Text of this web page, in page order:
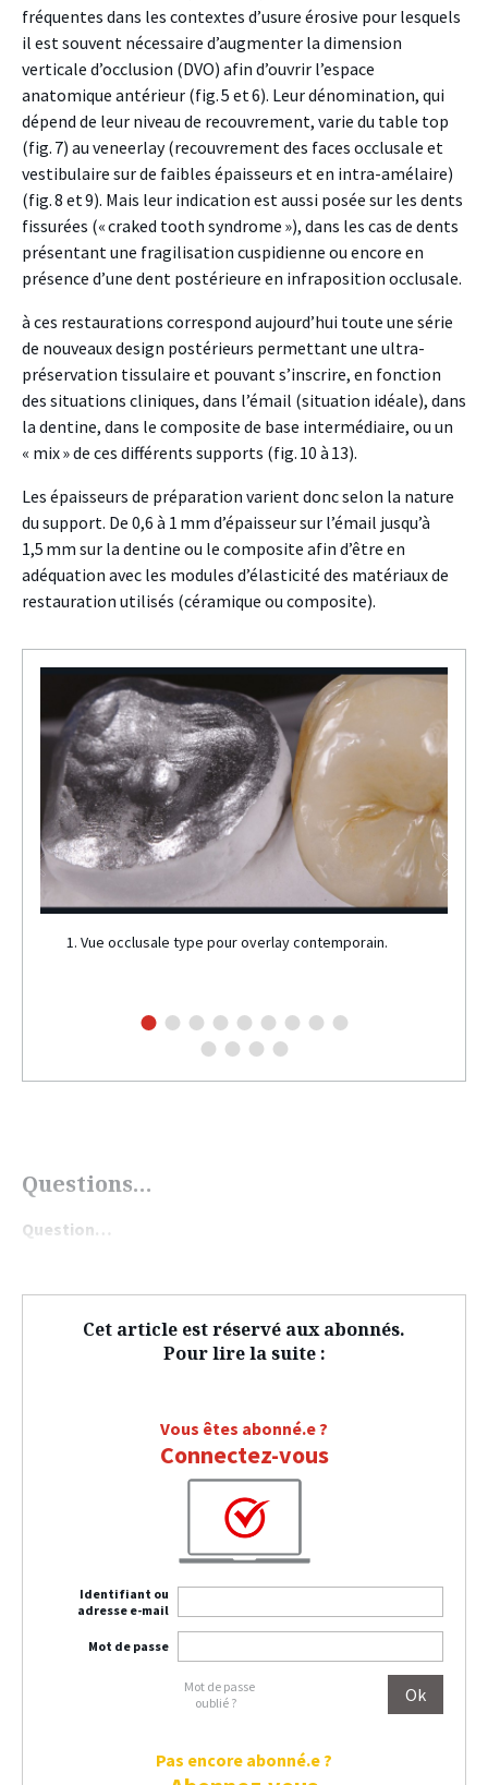
fréquentes dans les contextes d’usure érosive pour lesquels
il est souvent nécessaire d’augmenter la dimension
verticale d’occlusion (DVO) afin d’ouvrir l’espace
anatomique antérieur (fig. 5 et 6). Leur dénomination, qui
dépend de leur niveau de recouvrement, varie du table top
(fig. 7) au veneerlay (recouvrement des faces occlusale et
vestibulaire sur de faibles épaisseurs et en intra-amélaire)
(fig. 8 et 9). Mais leur indication est aussi posée sur les dents
fissurées (« craked tooth syndrome »), dans les cas de dents
présentant une fragilisation cuspidienne ou encore en
présence d’une dent postérieure en infraposition occlusale.
à ces restaurations correspond aujourd’hui toute une série
de nouveaux design postérieurs permettant une ultra-
préservation tissulaire et pouvant s’inscrire, en fonction
des situations cliniques, dans l’émail (situation idéale), dans
la dentine, dans le composite de base intermédiaire, ou un
« mix » de ces différents supports (fig. 10 à 13).
Les épaisseurs de préparation varient donc selon la nature
du support. De 0,6 à 1 mm d’épaisseur sur l’émail jusqu’à
1,5 mm sur la dentine ou le composite afin d’être en
adéquation avec les modules d’élasticité des matériaux de
restauration utilisés (céramique ou composite).
1. Vue occlusale type pour overlay contemporain.
Questions…
Question…
Cet article est réservé aux abonnés.
Pour lire la suite :
Vous êtes abonné.e ?
Connectez-vous
Identifiant ou
adresse e-mail
Mot de passe
Mot de passe
oublié ?
Pas encore abonné.e ?